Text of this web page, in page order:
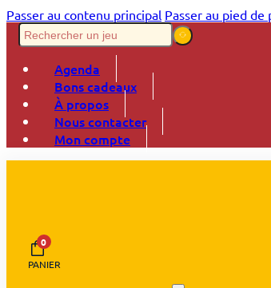
Passer au contenu principal Passer au pied de
Agenda
Bons cadeaux
À propos
Nous contacter
Mon compte
0
PANIER